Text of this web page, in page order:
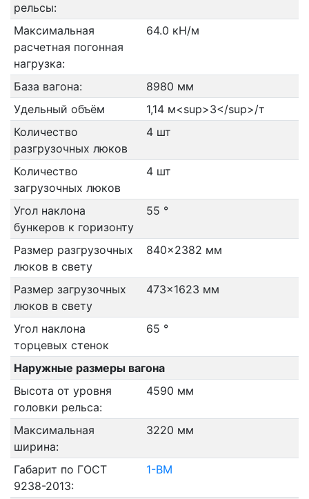
рельсы:
Максимальная
расчетная погонная
нагрузка:
64.0 кН/м
База вагона:
8980 мм
Удельный объём
1,14 м<sup>3</sup>/т
Количество
разгрузочных люков
4 шт
Количество
загрузочных люков
4 шт
Угол наклона
бункеров к горизонту
55 °
Размер разгрузочных
люков в свету
840x2382 мм
Размер загрузочных
люков в свету
473x1623 мм
Угол наклона
торцевых стенок
65 °
Наружные размеры вагона
Высота от уровня
головки рельса:
4590 мм
Максимальная
ширина:
3220 мм
Габарит по ГОСТ
9238-2013:
1-ВМ